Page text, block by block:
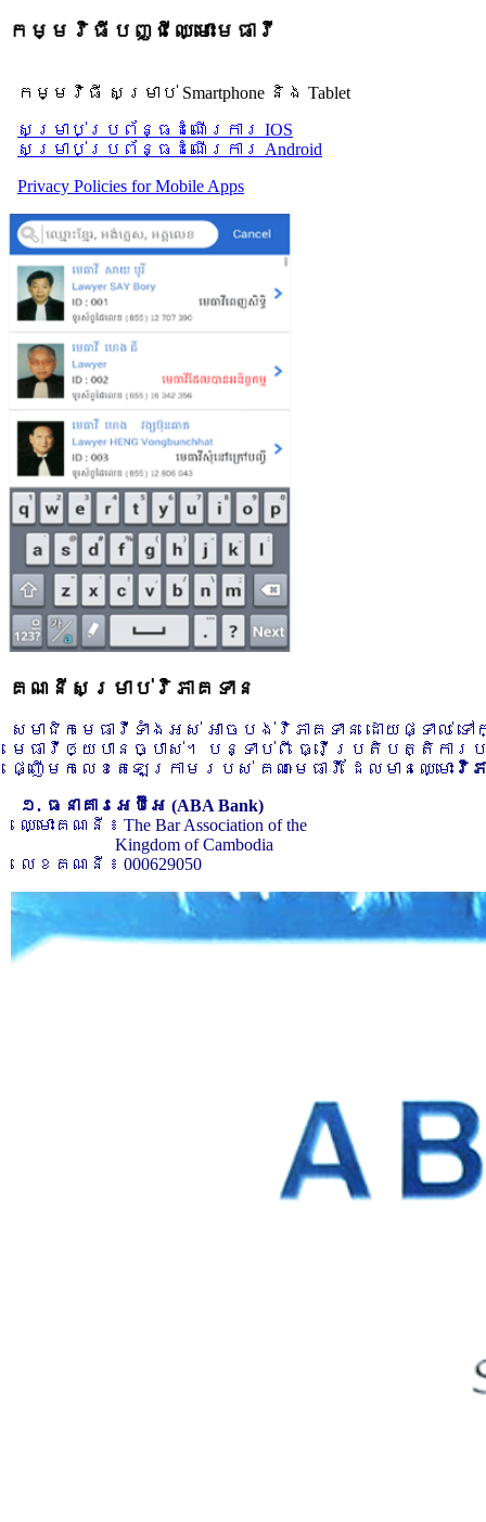
កម្មវិធីបញ្ជីឈ្មោះមេធាវី
កម្មវិធី សម្រាប់ Smartphone និង Tablet
សម្រាប់​ប្រព័ន្ធដំណើរការ IOS
សម្រាប់​ប្រព័ន្ធដំណើរការ Android
Privacy Policies for Mobile Apps
គណនីសម្រាប់វិភាគទាន
សមាជិកមេធាវីទាំងអស់ អាចបង់វិភាគទាន ដោយផ្ទាល់
មេធាវីឲ្យបានច្បាស់។ បន្ទាប់ពី ធ្វើប្រតិបត្តិកា
ផ្ញើមកលេខតេឡេក្រាមរបស់ គណៈមេធាវី ដែលមានឈ្មោះ វិភ
១. ធនាគារអេប៊ីអេ (ABA Bank)
ឈ្មោះគណនី ៖ The Bar Association of the
Kingdom of Cambodia
លេខគណនី ៖ 000629050